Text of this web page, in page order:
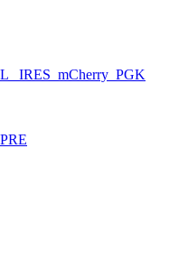
_IRES_mCherry_PGK